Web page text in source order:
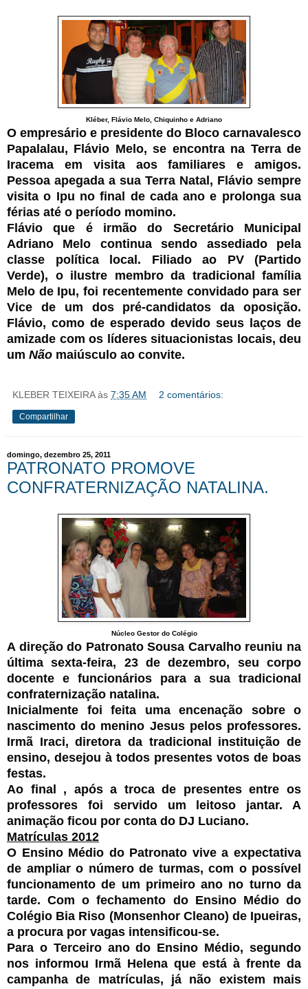
Kléber, Flávio Melo, Chiquinho e Adriano
O empresário e presidente do Bloco carnavalesco
Papalalau, Flávio Melo, se encontra na Terra de
Iracema em visita aos familiares e amigos.
Pessoa apegada a sua Terra Natal, Flávio sempre
visita o Ipu no final de cada ano e prolonga sua
férias até o período momino.
Flávio que é irmão do Secretário Municipal
Adriano Melo continua sendo assediado pela
classe política local. Filiado ao PV (Partido
Verde), o ilustre membro da tradicional família
Melo de Ipu, foi recentemente convidado para ser
Vice de um dos pré-candidatos da oposição.
Flávio, como de esperado devido seus laços de
amizade com os líderes situacionistas locais, deu
um Não maiúsculo ao convite.
KLEBER TEIXEIRA às 7:35 AM 2 comentários:
Compartilhar
domingo, dezembro 25, 2011
PATRONATO PROMOVE
CONFRATERNIZAÇÃO NATALINA.
Núcleo Gestor do Colégio
A direção do Patronato Sousa Carvalho reuniu na
última sexta-feira, 23 de dezembro, seu corpo
docente e funcionários para a sua tradicional
confraternização natalina.
Inicialmente foi feita uma encenação sobre o
nascimento do menino Jesus pelos professores.
Irmã Iraci, diretora da tradicional instituição de
ensino, desejou à todos presentes votos de boas
festas.
Ao final , após a troca de presentes entre os
professores foi servido um leitoso jantar. A
animação ficou por conta do DJ Luciano.
Matrículas 2012
O Ensino Médio do Patronato vive a expectativa
de ampliar o número de turmas, com o possível
funcionamento de um primeiro ano no turno da
tarde. Com o fechamento do Ensino Médio do
Colégio Bia Riso (Monsenhor Cleano) de Ipueiras,
a procura por vagas intensificou-se.
Para o Terceiro ano do Ensino Médio, segundo
nos informou Irmã Helena que está à frente da
campanha de matrículas, já não existem mais